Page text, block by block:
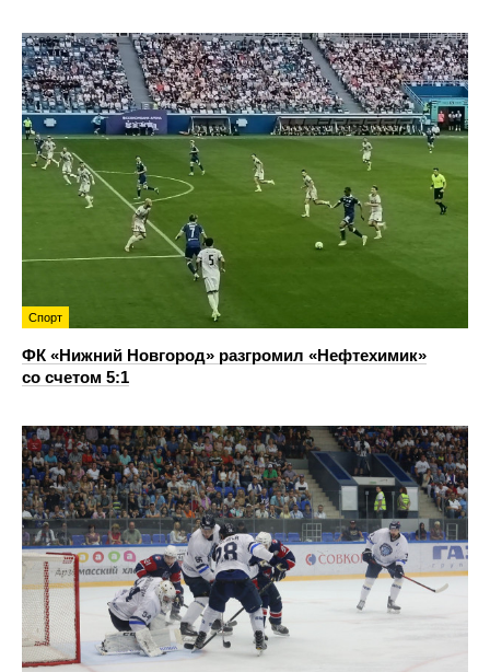
Спорт
ФК «Нижний Новгород» разгромил «Нефтехимик»
со счетом 5:1